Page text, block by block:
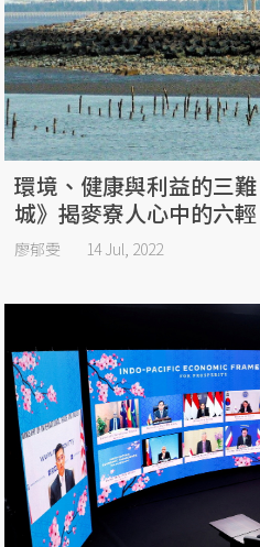
環境、健康與利益的三
城》揭麥寮人心中的六輕
廖郁雯 14 Jul, 2022